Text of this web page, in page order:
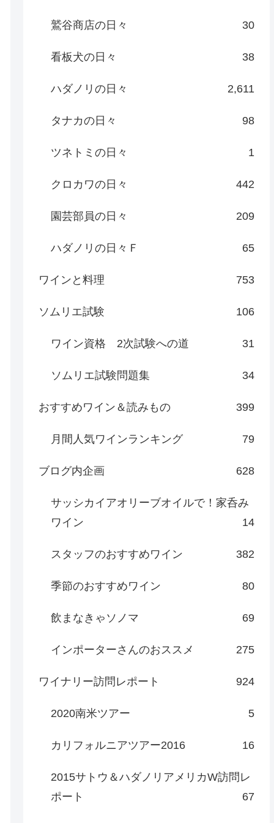
鷲谷商店の日々 30
看板犬の日々 38
ハダノリの日々 2,611
タナカの日々 98
ツネトミの日々 1
クロカワの日々 442
園芸部員の日々 209
ハダノリの日々Ｆ 65
ワインと料理 753
ソムリエ試験 106
ワイン資格 2次試験への道 31
ソムリエ試験問題集 34
おすすめワイン＆読みもの 399
月間人気ワインランキング 79
ブログ内企画 628
サッシカイアオリーブオイルで！家呑み
ワイン
14
スタッフのおすすめワイン 382
季節のおすすめワイン 80
飲まなきゃソノマ 69
インポーターさんのおススメ 275
ワイナリー訪問レポート 924
2020南米ツアー 5
カリフォルニアツアー2016 16
2015サトウ＆ハダノリアメリカW訪問レ
ポート
67